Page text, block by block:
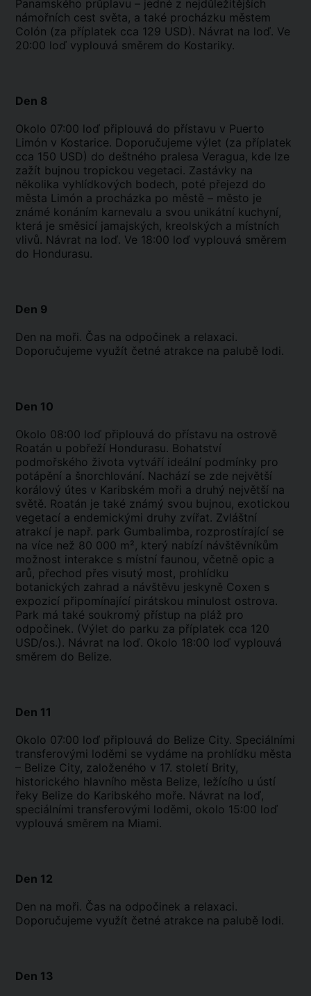
Panamského průplavu – jedné z nejdůležitějších
námořních cest světa, a také procházku městem
Colón (za příplatek cca 129 USD). Návrat na loď. Ve
20:00 loď vyplouvá směrem do Kostariky.
Den 8
Okolo 07:00 loď připlouvá do přístavu v Puerto
Limón v Kostarice. Doporučujeme výlet (za příplatek
cca 150 USD) do deštného pralesa Veragua, kde lze
zažít bujnou tropickou vegetaci. Zastávky na
několika vyhlídkových bodech, poté přejezd do
města Limón a procházka po městě – město je
známé konáním karnevalu a svou unikátní kuchyní,
která je směsicí jamajských, kreolských a místních
vlivů. Návrat na loď. Ve 18:00 loď vyplouvá směrem
do Hondurasu.
Den 9
Den na moři. Čas na odpočinek a relaxaci.
Doporučujeme využít četné atrakce na palubě lodi.
Den 10
Okolo 08:00 loď připlouvá do přístavu na ostrově
Roatán u pobřeží Hondurasu. Bohatství
podmořského života vytváří ideální podmínky pro
potápění a šnorchlování. Nachází se zde největší
korálový útes v Karibském moři a druhý největší na
světě. Roatán je také známý svou bujnou, exotickou
vegetací a endemickými druhy zvířat. Zvláštní
atrakcí je např. park Gumbalimba, rozprostírající se
na více než 80 000 m², který nabízí návštěvníkům
možnost interakce s místní faunou, včetně opic a
arů, přechod přes visutý most, prohlídku
botanických zahrad a návštěvu jeskyně Coxen s
expozicí připomínající pirátskou minulost ostrova.
Park má také soukromý přístup na pláž pro
odpočinek. (Výlet do parku za příplatek cca 120
USD/os.). Návrat na loď. Okolo 18:00 loď vyplouvá
směrem do Belize.
Den 11
Okolo 07:00 loď připlouvá do Belize City. Speciálními
transferovými loděmi se vydáme na prohlídku města
– Belize City, založeného v 17. století Brity,
historického hlavního města Belize, ležícího u ústí
řeky Belize do Karibského moře. Návrat na loď,
speciálními transferovými loděmi, okolo 15:00 loď
vyplouvá směrem na Miami.
Den 12
Den na moři. Čas na odpočinek a relaxaci.
Doporučujeme využít četné atrakce na palubě lodi.
Den 13